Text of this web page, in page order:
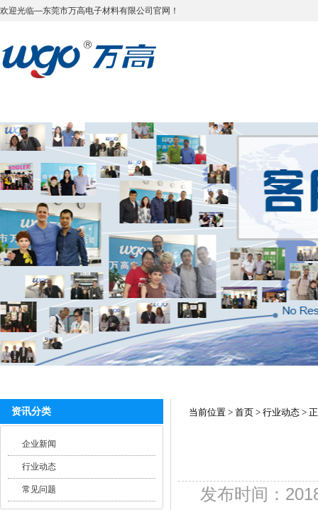
欢迎光临—东莞市万高电子材料有限公司官网！
资讯分类
企业新闻
行业动态
常见问题
当前位置 > 首页 > 行业动态 >
发布时间：